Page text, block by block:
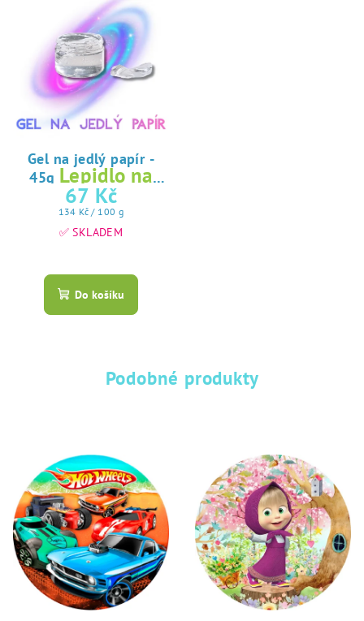
Gel na jedlý papír -
45g Lepidlo na
jedlý papír
67 Kč
Měrná
cena:
134 Kč / 100 g
✅ SKLADEM
hodnocení
produktu
hvězdiček.
Do košíku
Podobné produkty